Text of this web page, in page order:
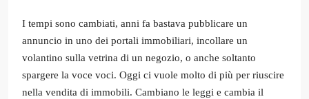
I tempi sono cambiati, anni fa bastava pubblicare un
annuncio in uno dei portali immobiliari, incollare un
volantino sulla vetrina di un negozio, o anche soltanto
spargere la voce voci. Oggi ci vuole molto di più per riuscire
nella vendita di immobili. Cambiano le leggi e cambia il